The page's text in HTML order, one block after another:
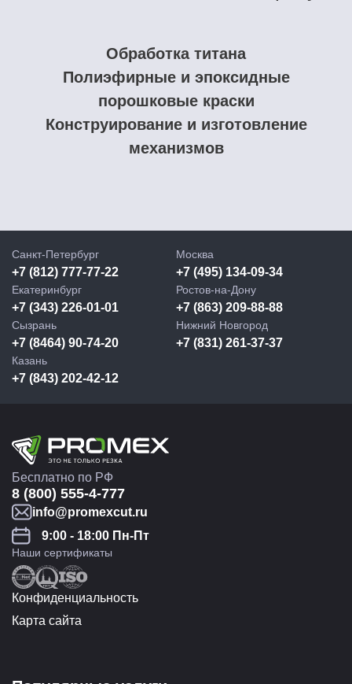
Обработка титана
Полиэфирные и эпоксидные
порошковые краски
Конструирование и изготовление
механизмов
Санкт-Петербург
+7 (812) 777-77-22
Москва
+7 (495) 134-09-34
Екатеринбург
+7 (343) 226-01-01
Ростов-на-Дону
+7 (863) 209-88-88
Сызрань
+7 (8464) 90-74-20
Нижний Новгород
+7 (831) 261-37-37
Казань
+7 (843) 202-42-12
Бесплатно по РФ
8 (800) 555-4-777
info@promexcut.ru
9:00 - 18:00 Пн-Пт
Наши сертификаты
Конфиденциальность
Карта сайта